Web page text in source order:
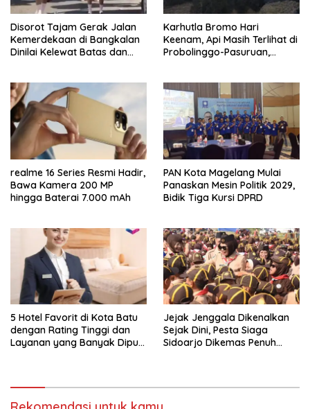
Disorot Tajam Gerak Jalan
Kemerdekaan di Bangkalan
Dinilai Kelewat Batas dan
Karhutla Bromo Hari
Keenam, Api Masih Terlihat di
Probolinggo-Pasuruan,
realme 16 Series Resmi Hadir,
Bawa Kamera 200 MP
hingga Baterai 7.000 mAh
PAN Kota Magelang Mulai
Panaskan Mesin Politik 2029,
Bidik Tiga Kursi DPRD
5 Hotel Favorit di Kota Batu
dengan Rating Tinggi dan
Layanan yang Banyak Dipuji
Jejak Jenggala Dikenalkan
Sejak Dini, Pesta Siaga
Sidoarjo Dikemas Penuh